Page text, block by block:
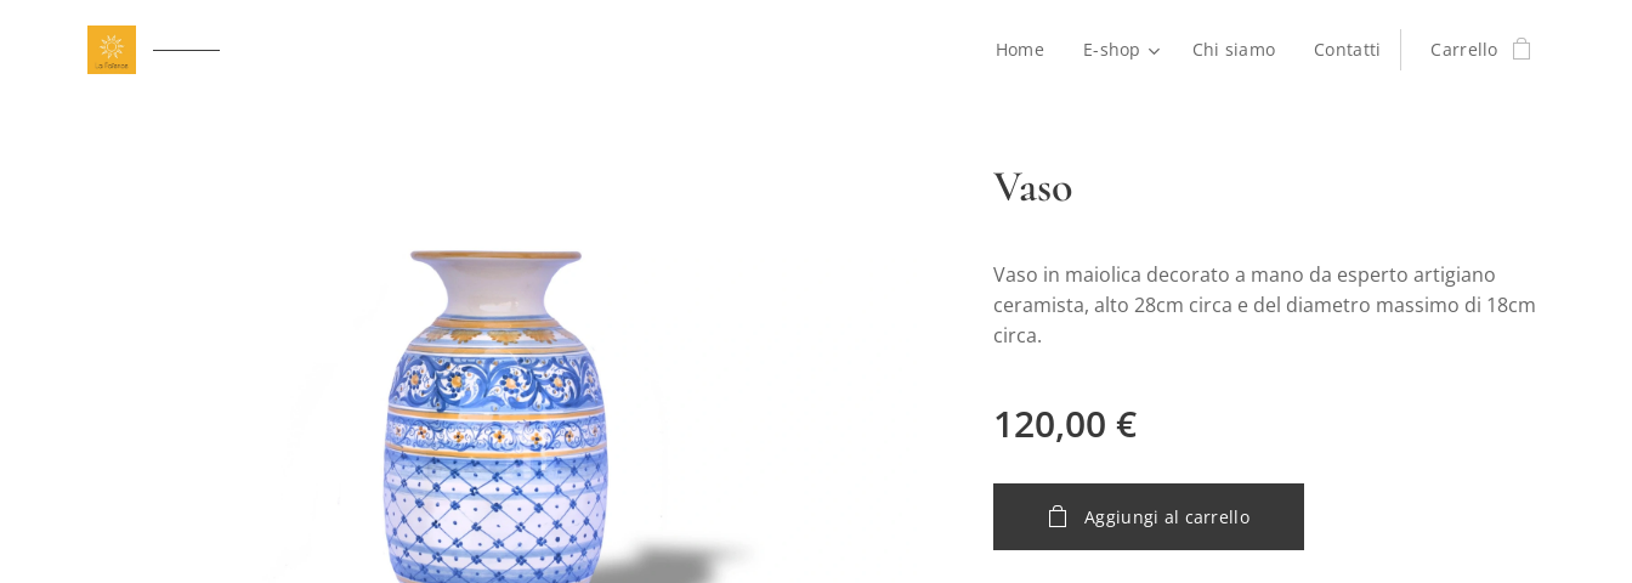
Home E-shop Chi siamo Contatti Carrello
Vaso
Vaso in maiolica decorato a mano da esperto artigiano
ceramista, alto 28cm circa e del diametro massimo di 18cm
circa.
120,00 €
Aggiungi al carrello